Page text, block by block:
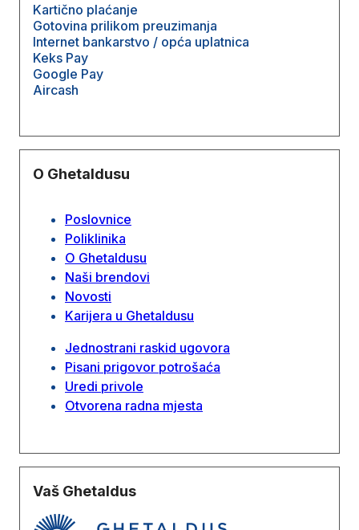
Kartično plaćanje
Gotovina prilikom preuzimanja
Internet bankarstvo / opća uplatnica
Keks Pay
Google Pay
Aircash
O Ghetaldusu
Poslovnice
Poliklinika
O Ghetaldusu
Naši brendovi
Novosti
Karijera u Ghetaldusu
Jednostrani raskid ugovora
Pisani prigovor potrošaća
Uredi privole
Otvorena radna mjesta
Vaš Ghetaldus